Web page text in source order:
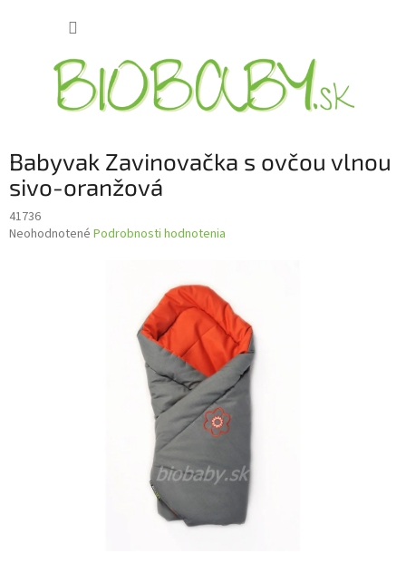
Babyvak Zavinovačka s ovčou vlnou
sivo-oranžová
41736
Priemerné
Neohodnotené Podrobnosti hodnotenia